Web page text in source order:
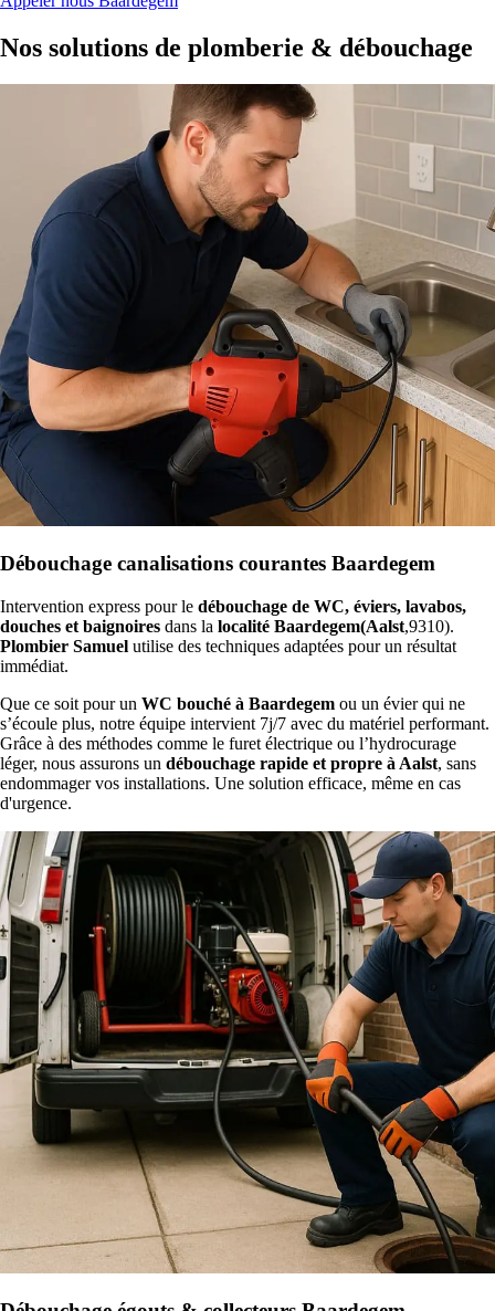
Nos solutions de plomberie & débouchage
Débouchage canalisations courantes Baardegem
Intervention express pour le débouchage de WC, éviers, lavabos,
douches et baignoires dans la localité Baardegem(Aalst,9310).
Plombier Samuel utilise des techniques adaptées pour un résultat
immédiat.
Que ce soit pour un WC bouché à Baardegem ou un évier qui ne
s’écoule plus, notre équipe intervient 7j/7 avec du matériel performant.
Grâce à des méthodes comme le furet électrique ou l’hydrocurage
léger, nous assurons un débouchage rapide et propre à Aalst, sans
endommager vos installations. Une solution efficace, même en cas
d'urgence.